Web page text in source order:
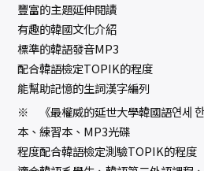
豐富的主題延伸閱讀
有趣的韓國文化介紹
標準的韓語發音MP3
配合韓語檢定TOPIK的程度
能幫助記憶的生詞漢字編列
※ 《最權威的延世大學韓國語연세
本、練習本、MP3光碟
程度配合韓語檢定測驗TOPIK的程度